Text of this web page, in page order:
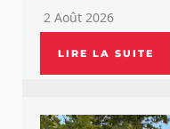
2 Août 2026
LIRE LA SUITE